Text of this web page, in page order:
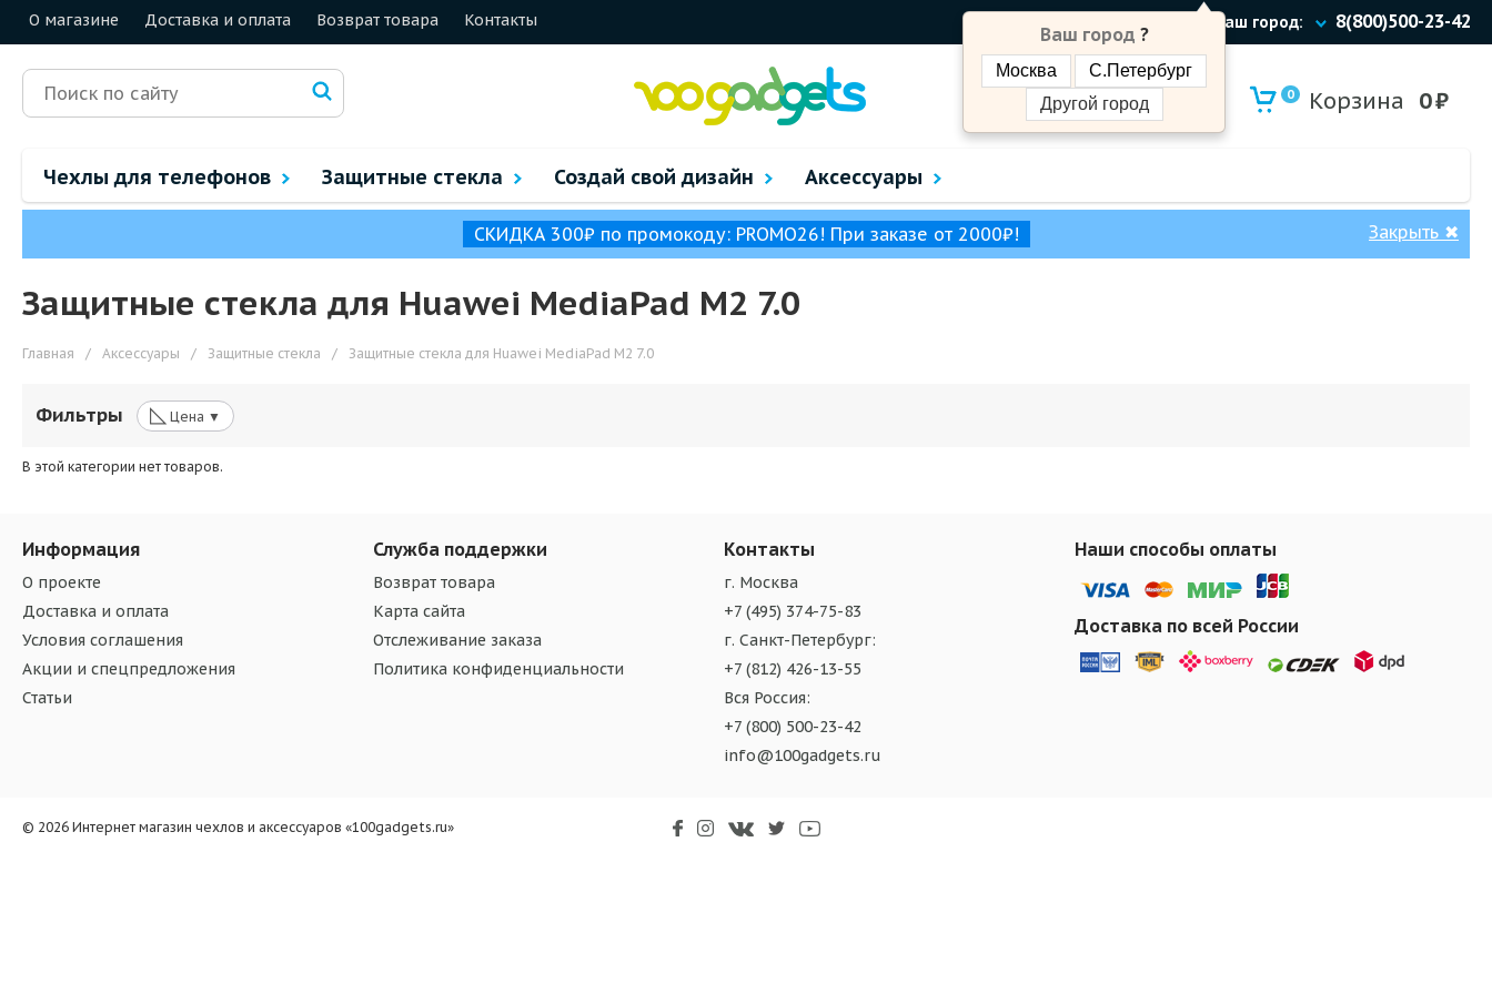
О магазине Доставка и оплата Возврат товара Контакты Ваш город:
Ваш город ?
Москва
С.Петербург
Другой город
8(800)500-23-42
0 Корзина 0₽
Чехлы для телефонов Защитные стекла Создай свой дизайн Аксессуары
СКИДКА 300₽ по промокоду: PROMO26! При заказе от 2000₽! Закрыть ✖
Защитные стекла для Huawei MediaPad M2 7.0
Главная / Аксессуары / Защитные стекла / Защитные стекла для Huawei MediaPad M2 7.0
Фильтры ◺ Цена ▼
В этой категории нет товаров.
Информация
О проекте
Доставка и оплата
Условия соглашения
Акции и спецпредложения
Статьи
Служба поддержки
Возврат товара
Карта сайта
Отслеживание заказа
Политика конфиденциальности
Контакты
г. Москва
+7 (495) 374-75-83
г. Санкт-Петербург:
+7 (812) 426-13-55
Вся Россия:
+7 (800) 500-23-42
info@100gadgets.ru
Наши способы оплаты
Доставка по всей России
© 2026 Интернет магазин чехлов и аксессуаров «100gadgets.ru»